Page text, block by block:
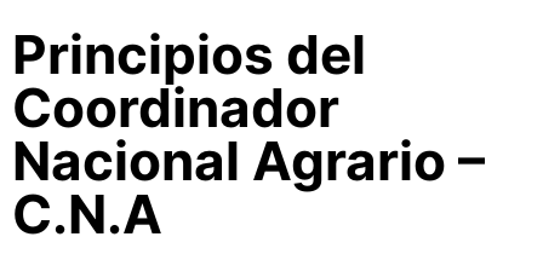
Principios del
Coordinador
Nacional Agrario –
C.N.A